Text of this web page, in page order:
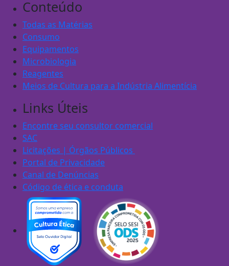
Conteúdo
Todas as Matérias
Consumo
Equipamentos
Microbiologia
Reagentes
Meios de Cultura para a Indústria Alimentícia
Links Úteis
Encontre seu consultor comercial
SAC
Licitações | Órgãos Públicos
Portal de Privacidade
Canal de Denúncias
Código de ética e conduta